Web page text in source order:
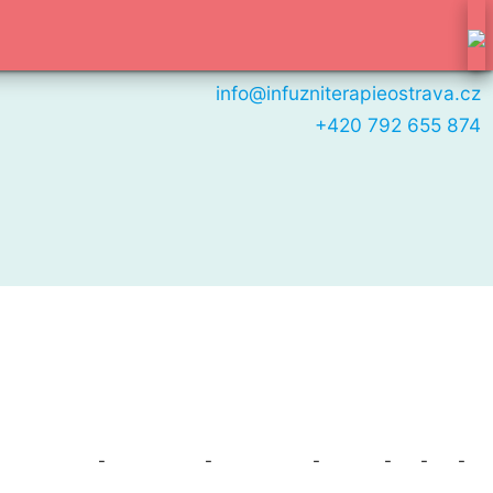
info@infuzniterapieostrava.cz
+420 792 655 874
- - - - - -